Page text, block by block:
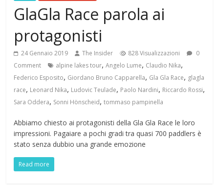
GlaGla Race parola ai
protagonisti
24 Gennaio 2019 The Insider 828 Visualizzazioni
0
Comment
alpine lakes tour,Angelo Lume, Claudio Nika,
Federico Esposito, Giordano Bruno Capparella, Gla Gla Race, glagla
race, Leonard Nika, Ludovic Teulade, Paolo Nardini, Riccardo Rossi,
Sara Oddera, Sonni Hönscheid,tommaso pampinella
Abbiamo chiesto ai protagonisti della Gla Gla Race le loro
impressioni. Pagaiare a pochi gradi tra quasi 700 paddlers è
stato senza dubbio una grande emozione
Read more